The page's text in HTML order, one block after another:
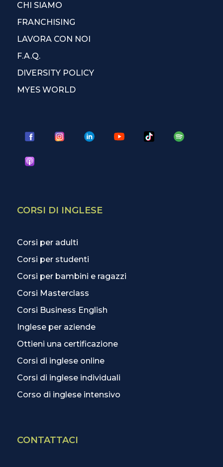
CHI SIAMO
FRANCHISING
LAVORA CON NOI
F.A.Q.
DIVERSITY POLICY
MYES WORLD
CORSI DI INGLESE
Corsi per adulti
Corsi per studenti
Corsi per bambini e ragazzi
Corsi Masterclass
Corsi Business English
Inglese per aziende
Ottieni una certificazione
Corsi di inglese online
Corsi di inglese individuali
Corso di inglese intensivo
CONTATTACI